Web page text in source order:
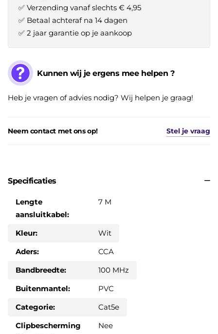
✅ Verzending vanaf slechts € 4,95
✅ Betaal achteraf na 14 dagen
✅ 2 jaar garantie op je aankoop
Kunnen wij je ergens mee helpen ?
Heb je vragen of advies nodig? Wij helpen je graag!
Neem contact met ons op! Stel je vraag
Specificaties
Lengte
aansluitkabel:
7 M
Kleur:
Wit
Aders:
CCA
Bandbreedte:
100 MHz
Buitenmantel:
PVC
Categorie:
Cat5e
Clipbescherming
Nee